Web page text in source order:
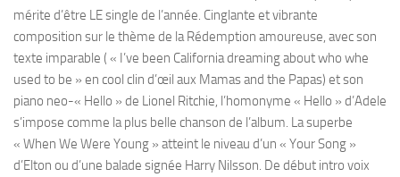
mérite d’être LE single de l’année. Cinglante et vibrante
composition sur le thème de la Rédemption amoureuse, avec son
texte imparable ( « I’ve been California dreaming about who whe
used to be » en cool clin d’œil aux Mamas and the Papas) et son
piano neo-« Hello » de Lionel Ritchie, l’homonyme « Hello » d’Adele
s’impose comme la plus belle chanson de l’album. La superbe
« When We Were Young » atteint le niveau d’un « Your Song »
d’Elton ou d’une balade signée Harry Nilsson. De début intro voix